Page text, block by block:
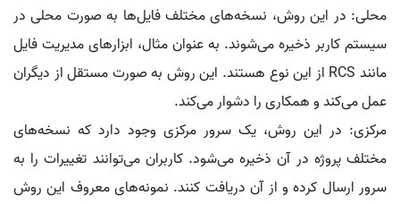
محلی: در این روش، نسخه‌های مختلف فایل‌ها به صورت محلی در
سیستم کاربر ذخیره می‌شوند. به عنوان مثال، ابزارهای مدیریت فایل
مانند RCS از این نوع هستند. این روش به صورت مستقل از دیگران
عمل می‌کند و همکاری را دشوار می‌کند.
مرکزی: در این روش، یک سرور مرکزی وجود دارد که نسخه‌های
مختلف پروژه در آن ذخیره می‌شود. کاربران می‌توانند تغییرات را به
سرور ارسال کرده و از آن دریافت کنند. نمونه‌های معروف این روش